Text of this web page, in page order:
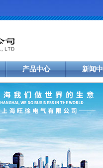
产品中心 新闻